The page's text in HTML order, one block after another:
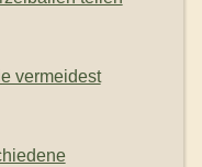
vermeidest